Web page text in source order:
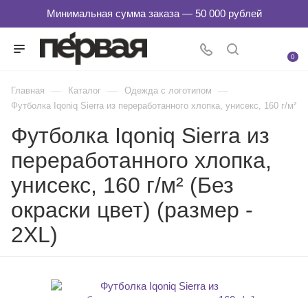
0
Главная — Каталог — Одежда с логотипом —
Футболка Iqoniq Sierra из переработанного хлопка, унисекс, 160 г/м²
Футболка Iqoniq Sierra из
переработанного хлопка,
унисекс, 160 г/м² (Без
окраски цвет) (размер -
2XL)